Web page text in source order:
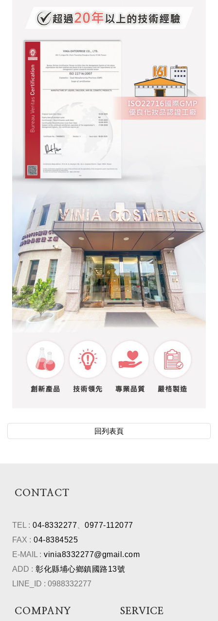
回列表頁
CONTACT
TEL : 04-8332277
0977-112077
FAX : 04-8384525
E-MAIL : vinia8332277@gmail.com
ADD : 彰化縣埔心鄉鎮國路13號
LINE_ID : 0988332277
COMPANY SERVICE